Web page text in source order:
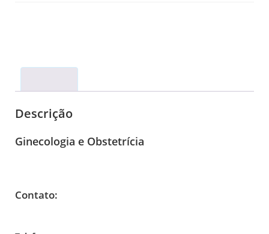
Descrição
Ginecologia e Obstetrícia
Contato: